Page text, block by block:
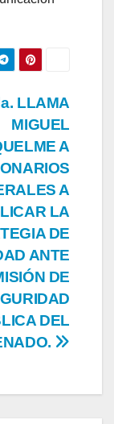
LLAMA
MIGUEL
A
A
LA
DE
ANTE
DE
DEL